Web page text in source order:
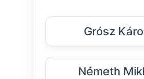
Grósz
Németh